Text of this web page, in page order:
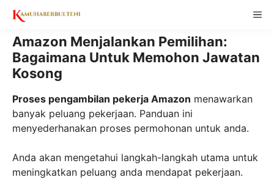
Skip
content
Amazon Menjalankan Pemilihan:
Bagaimana Untuk Memohon Jawatan
Kosong
Proses pengambilan pekerja Amazon menawarkan
banyak peluang pekerjaan. Panduan ini
menyederhanakan proses permohonan untuk anda.
Anda akan mengetahui langkah-langkah utama untuk
meningkatkan peluang anda mendapat pekerjaan.